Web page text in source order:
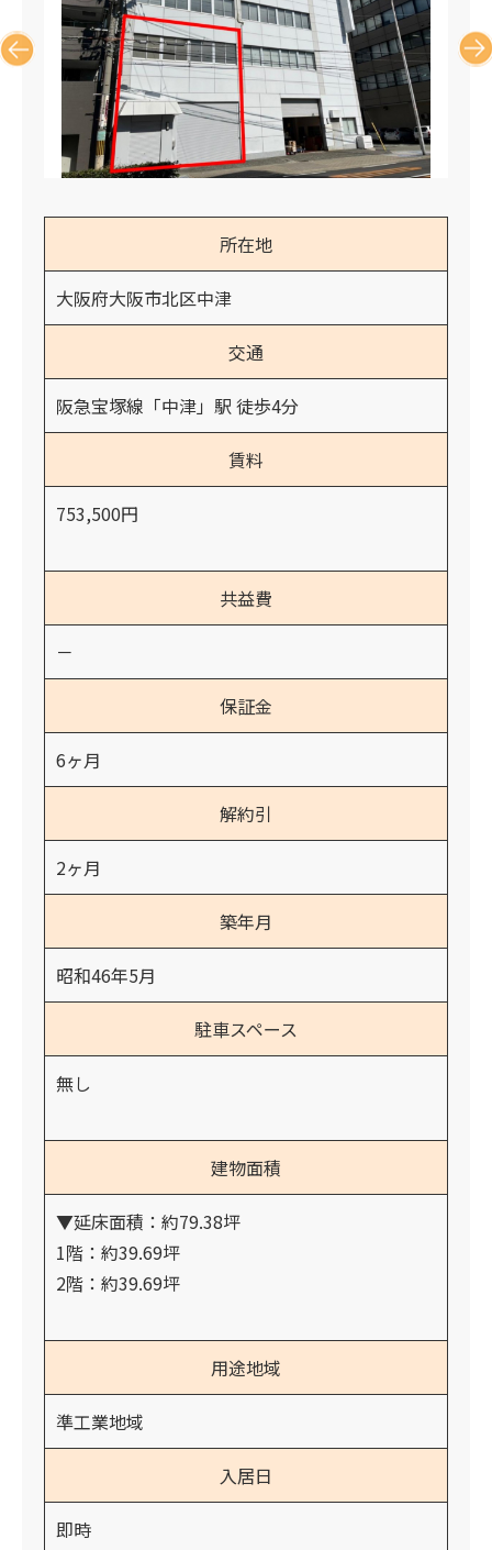
所在地
大阪府大阪市北区中津
交通
阪急宝塚線「中津」駅 徒歩4分
賃料
753,500円
共益費
－
保証金
6ヶ月
解約引
2ヶ月
築年月
昭和46年5月
駐車スペース
無し
建物面積
▼延床面積：約79.38坪
1階：約39.69坪
2階：約39.69坪
用途地域
準工業地域
入居日
即時